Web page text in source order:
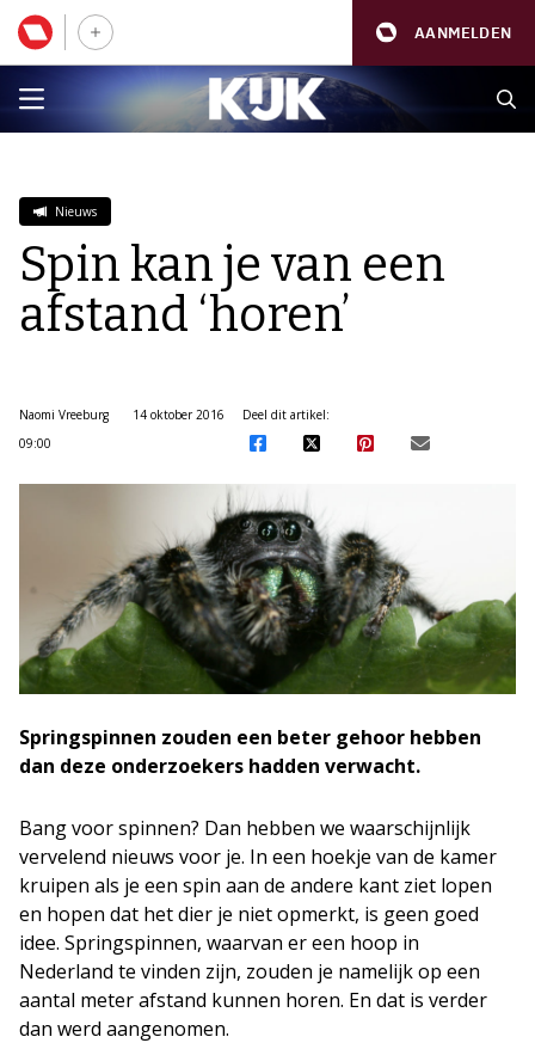
AANMELDEN
Nieuws
Spin kan je van een
afstand ‘horen’
Naomi Vreeburg
14 oktober 2016
09:00
Deel dit artikel:
Springspinnen zouden een beter gehoor hebben
dan deze onderzoekers hadden verwacht.
Bang voor spinnen? Dan hebben we waarschijnlijk
vervelend nieuws voor je. In een hoekje van de kamer
kruipen als je een spin aan de andere kant ziet lopen
en hopen dat het dier je niet opmerkt, is geen goed
idee. Springspinnen, waarvan er een hoop in
Nederland te vinden zijn, zouden je namelijk op een
aantal meter afstand kunnen horen. En dat is verder
dan werd aangenomen.